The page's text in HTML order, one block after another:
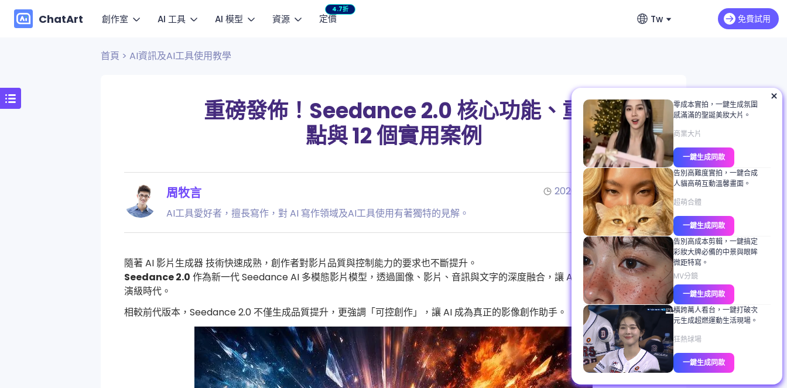
ChatArt 創作室
延續影片情節與動作
動作控制
AI 工具
行銷
產品廣告
將商品亮點化為影片廣告
AI 模型
圖片
HappyHorse 1.0 Seedance 2.0 Art Motion 5 HOT
Wan 2.6 PixVerse 4.5
VEO 3
資源
AI 小說產生器：免費無限生成故事
3 款 AI 親吻影片產生器推薦
Seedance 2.0 提示詞完整教學
AI 貓咪跳舞影片製作教學
一鍵修復老照片與黑白照片上色
指南
聯絡支援
產品 FAQ
App 與桌面版
定價
4.7折
Tw
繁體中文 (台灣)
繁體中文
日本語
日文
한국어
韓文
免費試用
首頁 > AI資訊及AI工具使用教學
重磅發佈！Seedance 2.0 核心功能、重
點與 12 個實用案例
周牧言
AI工具愛好者，擅長寫作，對 AI 寫作領域及AI工具使用有著獨特的見解。
2026/02/25 3分鐘閱讀
隨著 AI 影片生成器 技術快速成熟，創作者對影片品質與控制能力的要求也不斷提升。
Seedance 2.0 作為新一代 Seedance AI 多模態影片模型，透過圖像、影片、音訊與文字的深度融合，讓 AI 影片創作正式進入導
演級時代。
相較前代版本，Seedance 2.0 不僅生成品質提升，更強調「可控創作」，讓 AI 成為真正的影像創作助手。
零成本實拍，一鍵生成氛圍
感滿滿的聖誕美妝大片。
商業大片
一鍵生成同款
告別高難度實拍，一鍵合成
人貓高萌互動溫馨畫面。
超萌合體
一鍵生成同款
告別高成本剪輯，一鍵搞定
彩妝大牌必備的中景與眼眸
微距特寫。
MV分鏡
一鍵生成同款
橫跨萬人看台，一鍵打破次
元生成超燃運動生活現場。
狂熱球場
一鍵生成同款